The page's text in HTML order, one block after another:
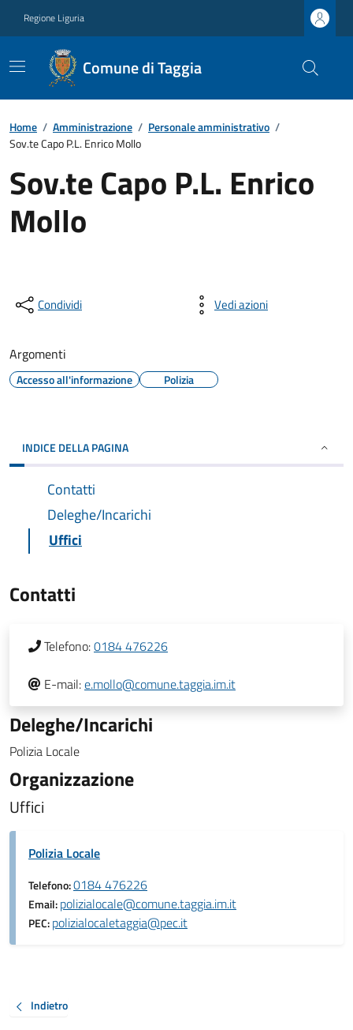
Regione Liguria
Comune di Taggia
Home / Amministrazione / Personale amministrativo /
Sov.te Capo P.L. Enrico Mollo
Sov.te Capo P.L. Enrico
Mollo
Condividi Vedi azioni
Argomenti
Accesso all'informazione Polizia
INDICE DELLA PAGINA
Contatti
Deleghe/Incarichi
Uffici
Contatti
Telefono:0184 476226
E-mail:e.mollo@comune.taggia.im.it
Deleghe/Incarichi
Polizia Locale
Organizzazione
Uffici
Polizia Locale
Telefono:0184 476226
Email:polizialocale@comune.taggia.im.it
PEC:polizialocaletaggia@pec.it
Indietro